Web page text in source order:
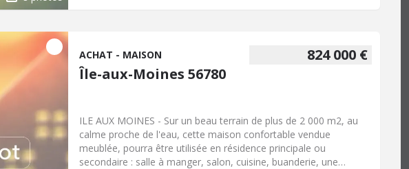
824 000 €
ACHAT - MAISON
Île-aux-Moines 56780
ILE AUX MOINES - Sur un beau terrain de plus de 2 000 m2, au
calme proche de l'eau, cette maison confortable vendue
meublée, pourra être utilisée en résidence principale ou
secondaire : salle à manger, salon, cuisine, buanderie, une